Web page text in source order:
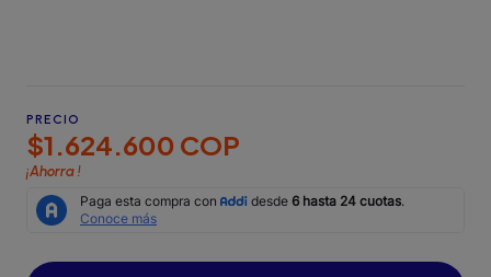
PRECIO
$1.624.600 COP
¡Ahorra!